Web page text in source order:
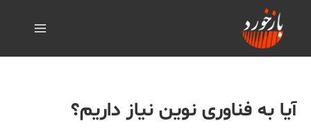
آیا به فناوری نوین نیاز داریم؟